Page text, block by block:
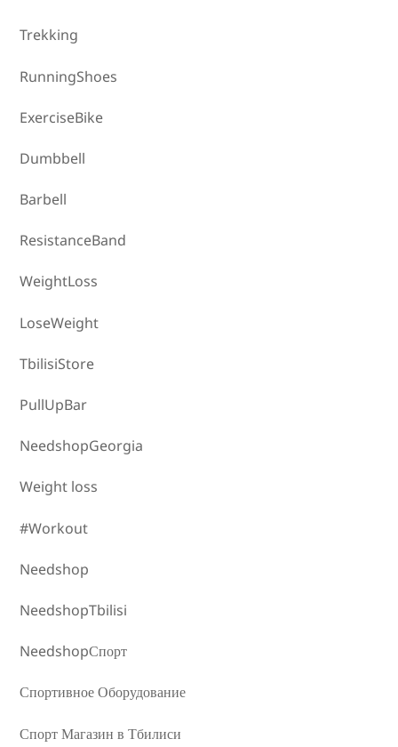
Trekking
RunningShoes
ExerciseBike
Dumbbell
Barbell
ResistanceBand
WeightLoss
LoseWeight
TbilisiStore
PullUpBar
NeedshopGeorgia
Weight loss
#Workout
Needshop
NeedshopTbilisi
NeedshopСпорт
Спортивное Оборудование
Спорт Магазин в Тбилиси